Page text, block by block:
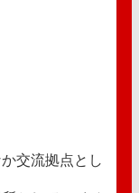
交流拠点とし